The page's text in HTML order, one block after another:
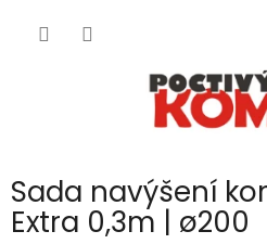
Sada navýšení
Extra 0,3m | ø200